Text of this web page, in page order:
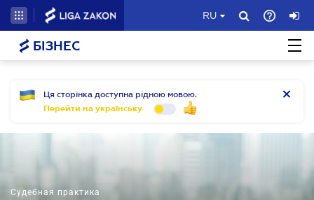
RU
БІЗНЕС
Ця сторінка доступна рідною мовою.
Перейти на українську
Судебная практика